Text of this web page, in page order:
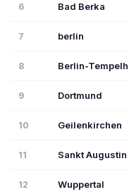
6 Bad Berka
7 berlin
8 Berlin-
9 Dortmund
10 Geilenkirchen
11 Sankt Augustin
12 Wuppertal